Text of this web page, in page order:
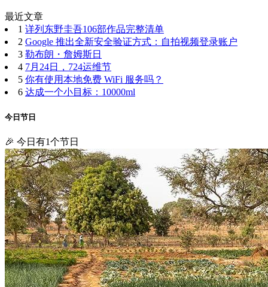
最近文章
1 详列东野圭吾106部作品完整清单
2 Google 推出全新安全验证方式：自拍视频登录账户
3 勒布朗・詹姆斯日
4 7月24日，724运维节
5 你有使用本地免费 WiFi 服务吗？
6 达成一个小目标：10000ml
今日节日
🎉 今日有1个节日